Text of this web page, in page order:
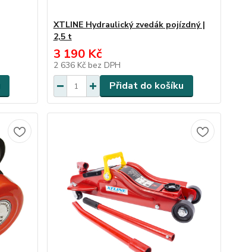
XTLINE Hydraulický zvedák pojízdný |
2,5 t
3 190 Kč
2 636 Kč bez DPH
Přidat do košíku